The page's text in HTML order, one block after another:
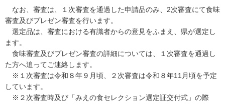
なお、審査は、１次審査を通過した申請品のみ、2次審査にて食味
審査及びプレゼン審査を行います。
選定品は、審査における有識者からの意見をふまえ、県が選定し
ます。
食味審査及びプレゼン審査の詳細については、１次審査を通過し
た方へ追ってご連絡します。
※１次審査は令和８年９月頃、２次審査は令和８年11月頃を予定
しています。
※２次審査時及び「みえの食セレクション選定証交付式」の際